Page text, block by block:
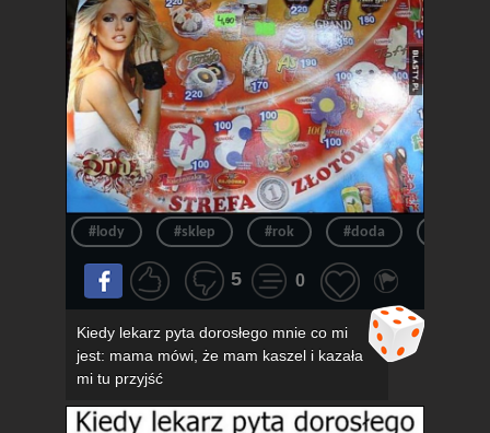
#lody #sklep #rok #doda
5 0
Kiedy lekarz pyta dorosłego mnie co mi
jest: mama mówi, że mam kaszel i kazała
mi tu przyjść